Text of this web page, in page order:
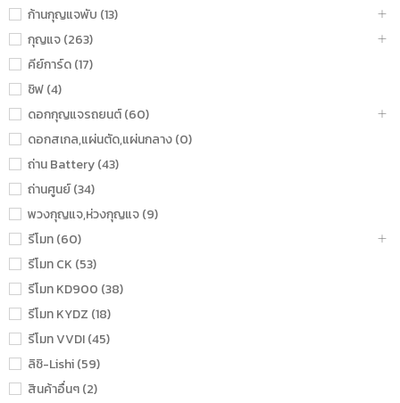
ก้านกุญแจพับ (13)
กุญแจ (263)
คีย์การ์ด (17)
ชิฟ (4)
ดอกกุญแจรถยนต์ (60)
ดอกสเกล,แผ่นตัด,แผ่นกลาง (0)
ถ่าน Battery (43)
ถ่านศูนย์ (34)
พวงกุญแจ,ห่วงกุญแจ (9)
รีโมท (60)
รีโมท CK (53)
รีโมท KD900 (38)
รีโมท KYDZ (18)
รีโมท VVDI (45)
ลิชิ-Lishi (59)
สินค้าอื่นๆ (2)